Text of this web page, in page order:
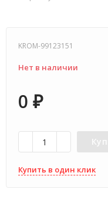
KROM-99123151
Нет в наличии
0 ₽
Купить в один клик